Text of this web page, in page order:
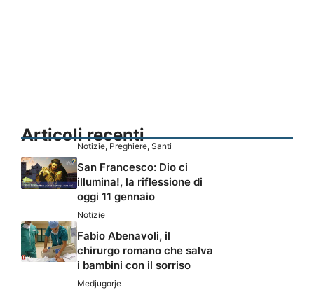
Articoli recenti
Notizie, Preghiere, Santi
San Francesco: Dio ci
illumina!, la riflessione di
oggi 11 gennaio
Notizie
Fabio Abenavoli, il
chirurgo romano che salva
i bambini con il sorriso
Medjugorje